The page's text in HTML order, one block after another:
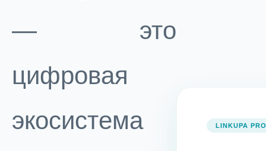
— это
цифровая
экосистема
LINKUPA